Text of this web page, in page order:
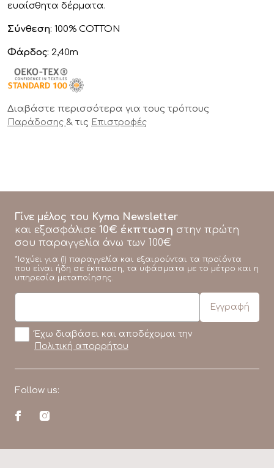
ευαίσθητα δέρματα.
Σύνθεση: 100% COTTON
Φάρδος: 2,40m
Διαβάστε περισσότερα για τους τρόπους
Παράδοσης & τις Επιστροφές
Γίνε μέλος του Kyma Newsletter
και εξασφάλισε 10€ έκπτωση στην πρώτη
σου παραγγελία άνω των 100€
*Ισχύει για (1) παραγγελία και εξαιρούνται τα προϊόντα
που είναι ήδη σε έκπτωση, τα υφάσματα με το μέτρο και η
υπηρεσία μεταποίησης.
Έχω διαβάσει και αποδέχομαι την
Πολιτική απορρήτου
Follow us: